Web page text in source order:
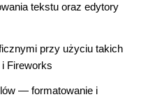
tekstu oraz edytory
przy użyciu takich
Fireworks
— formatowanie i